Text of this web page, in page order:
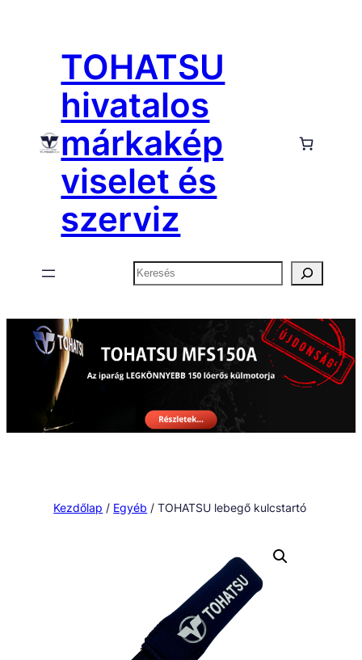
tartalomhozTOHATSU
hivatalos
márkakép
viselet és
szerviz
Keresés
Kezdőlap / Egyéb / TOHATSU lebegő kulcstartó